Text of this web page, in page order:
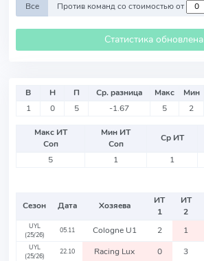
Все Против команд со стоимостью от
Статистика обновлена
В Н П Ср. разница Макс Мин
1
0 5 -1.67 5 2
Макс ИТ
Соп
Мин ИТ
Соп
Ср ИТ
5
1 1
Сезон Дата Хозяева
ИТ
1
ИТ
2
UYL
(25/26)
05.11 Cologne U1 2 1
UYL
(25/26)
22.10 Racing Lux 0 3